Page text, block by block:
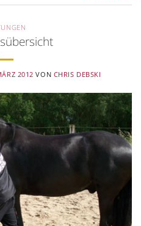
2012 VON CHRIS DEBSKI